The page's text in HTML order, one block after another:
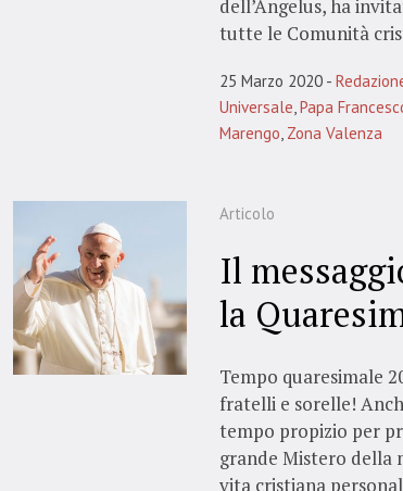
dell’Angelus, ha
tutte le Comunità
25 Marzo 2020
Universale,Papa
Marengo, Zona Valenza
Articolo
Il
la
Tempo quaresimale
fratelli e sorelle!
tempo propizio per
grande Mistero della
vita cristiana